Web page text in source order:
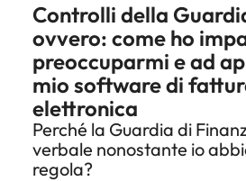
Controlli della
ovvero: come ho
preoccuparmi e ad
mio software di
elettronica
Perché la Guardia di
verbale nonostante io
regola?